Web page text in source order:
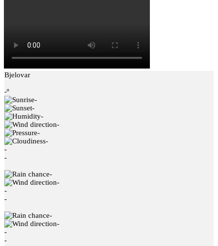
Bjelovar
-º
-
-
-
-
-
-
-
-
-
-
-
-
-
-
-
-